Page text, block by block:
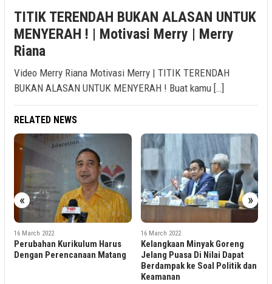
TITIK TERENDAH BUKAN ALASAN UNTUK
MENYERAH ! | Motivasi Merry | Merry
Riana
Video Merry Riana Motivasi Merry | TITIK TERENDAH
BUKAN ALASAN UNTUK MENYERAH ! Buat kamu […]
RELATED NEWS
« »
16 March 2022
Perubahan Kurikulum Harus
Dengan Perencanaan Matang
16 March 2022
Kelangkaan Minyak Goreng
Jelang Puasa Di Nilai Dapat
Berdampak ke Soal Politik dan
Keamanan